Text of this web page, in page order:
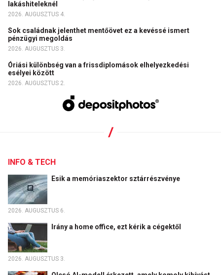
lakáshiteleknél
2026. AUGUSZTUS 4.
Sok családnak jelenthet mentőövet ez a kevéssé ismert
pénzügyi megoldás
2026. AUGUSZTUS 3.
Óriási különbség van a frissdiplomások elhelyezkedési
esélyei között
2026. AUGUSZTUS 2.
INFO & TECH
Esik a memóriaszektor sztárrészvénye
2026. AUGUSZTUS 6.
Irány a home office, ezt kérik a cégektől
2026. AUGUSZTUS 3.